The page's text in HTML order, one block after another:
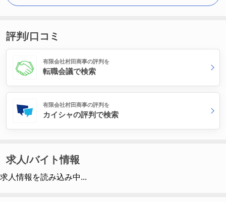
評判/口コミ
有限会社村田商事の評判を
転職会議で検索
有限会社村田商事の評判を
カイシャの評判で検索
求人/バイト情報
求人情報を読み込み中...